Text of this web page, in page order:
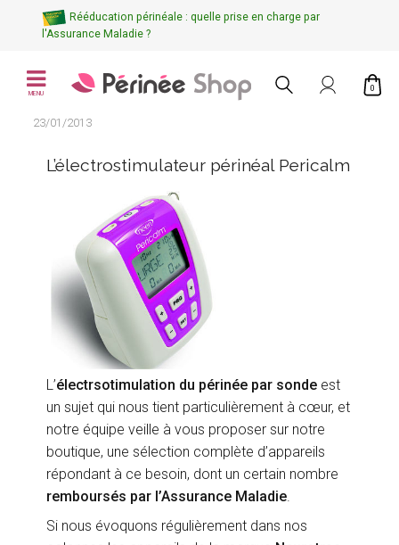
Rééducation périnéale : quelle prise en charge par
l'Assurance Maladie ?
MENU
0
23/01/2013
L’électrostimulateur périnéal Pericalm
L’électrsotimulation du périnée par sonde est
un sujet qui nous tient particulièrement à cœur, et
notre équipe veille à vous proposer sur notre
boutique, une sélection complète d’appareils
répondant à ce besoin, dont un certain nombre
remboursés par l’Assurance Maladie
Si nous évoquons régulièrement dans nos